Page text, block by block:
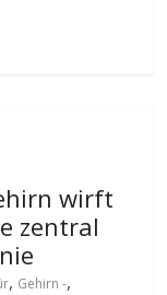
wirft
zentral
, Gehirn -,